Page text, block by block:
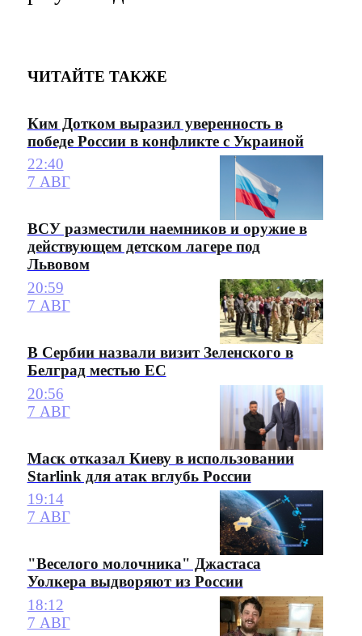
ЧИТАЙТЕ ТАКЖЕ
Ким Дотком выразил уверенность в
победе России в конфликте с Украиной
22:40
7 АВГ
ВСУ разместили наемников и оружие в
действующем детском лагере под
Львовом
20:59
7 АВГ
В Сербии назвали визит Зеленского в
Белград местью ЕС
20:56
7 АВГ
Маск отказал Киеву в использовании
Starlink для атак вглубь России
19:14
7 АВГ
"Веселого молочника" Джастаса
Уолкера выдворяют из России
18:12
7 АВГ